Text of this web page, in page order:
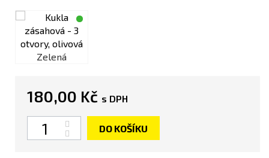
Zelená
180,00 Kč s DPH
Počet
DO KOŠÍKU